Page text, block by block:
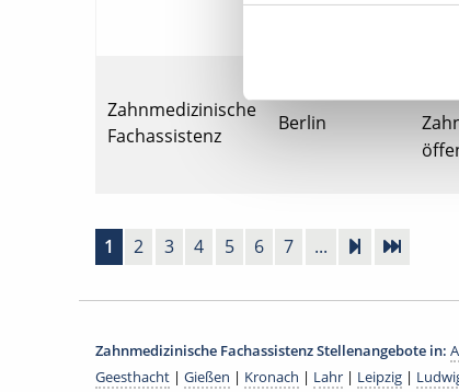
Zahnmedizinische
Fachassistenz
Berlin
1 2 3 4 5 6 7 ...
Zahnmedizinische Fachassistenz Stellenangebote in:
Geesthacht | Gießen | Kronach | Lahr | Leipzig |